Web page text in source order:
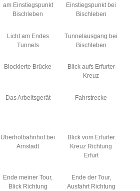
am Einstiegspunkt
Bischleben
Einstiegspunkt bei
Bischleben
Licht am Endes
Tunnels
Tunnelausgang bei
Bischleben
Blockierte Brücke
Blick aufs Erfurter
Kreuz
Das Arbeitsgerät Fahrstrecke
Überholbahnhof bei
Arnstadt
Blick vom Erfurter
Kreuz Richtung
Erfurt
Ende meiner Tour,
Blick Richtung
Ende der Tour,
Ausfahrt Richtung